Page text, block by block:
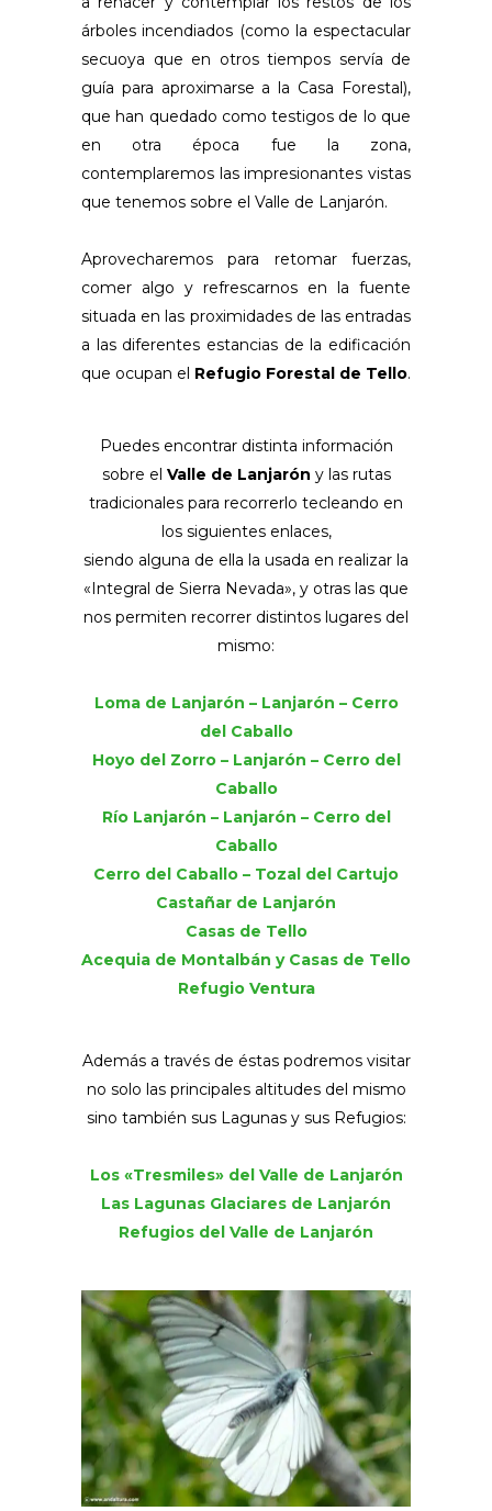
árboles incendiados (como la espectacular
secuoya que en otros tiempos servía de
guía para aproximarse a la Casa Forestal),
que han quedado como testigos de lo que
en otra época fue la zona,
contemplaremos las impresionantes vistas
que tenemos sobre el Valle de Lanjarón.
Aprovecharemos para retomar fuerzas,
comer algo y refrescarnos en la fuente
situada en las proximidades de las entradas
a las diferentes estancias de la edificación
que ocupan el Refugio Forestal de Tello.
Puedes encontrar distinta información
sobre el Valle de Lanjarón y las rutas
tradicionales para recorrerlo tecleando en
los siguientes enlaces,
siendo alguna de ella la usada en realizar la
«Integral de Sierra Nevada», y otras las que
nos permiten recorrer distintos lugares del
mismo:
Loma de Lanjarón – Lanjarón – Cerro
del Caballo
Hoyo del Zorro – Lanjarón – Cerro del
Caballo
Río Lanjarón – Lanjarón – Cerro del
Caballo
Cerro del Caballo – Tozal del Cartujo
Castañar de Lanjarón
Casas de Tello
Acequia de Montalbán y Casas de Tello
Refugio Ventura
Además a través de éstas podremos visitar
no solo las principales altitudes del mismo
sino también sus Lagunas y sus Refugios:
Los «Tresmiles» del Valle de Lanjarón
Las Lagunas Glaciares de Lanjarón
Refugios del Valle de Lanjarón